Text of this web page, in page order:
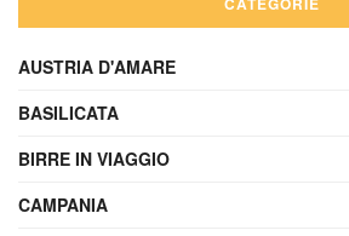
AUSTRIA D'AMARE
BASILICATA
BIRRE IN VIAGGIO
CAMPANIA